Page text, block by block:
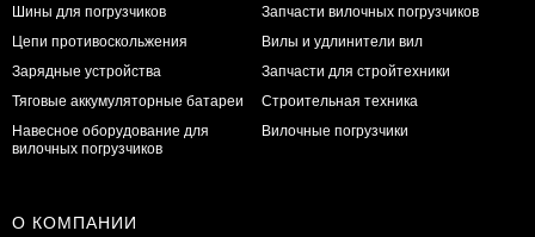
Шины для погрузчиков
Цепи противоскольжения
Зарядные устройства
Тяговые аккумуляторные батареи
Навесное оборудование для
вилочных погрузчиков
Запчасти вилочных погрузчиков
Вилы и удлинители вил
Запчасти для стройтехники
Строительная техника
Вилочные погрузчики
О КОМПАНИИ